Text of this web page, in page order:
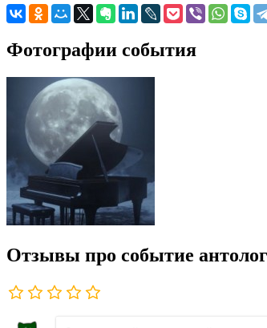
Фотографии события
Отзывы про событие